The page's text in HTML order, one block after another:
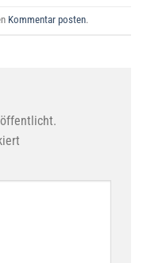
Kommentar posten.